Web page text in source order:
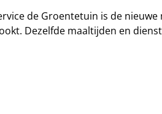
de Groentetuin is de nieuwe
Dezelfde maaltijden en